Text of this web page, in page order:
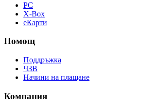
PC
X-Box
eКарти
Помощ
Поддръжка
ЧЗВ
Начини на плащане
Компания